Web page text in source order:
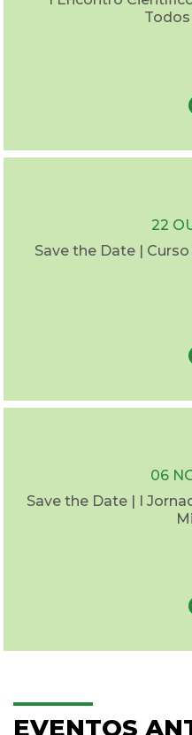
22
Save the Date |
06
Save the Date | I
EVENTOS